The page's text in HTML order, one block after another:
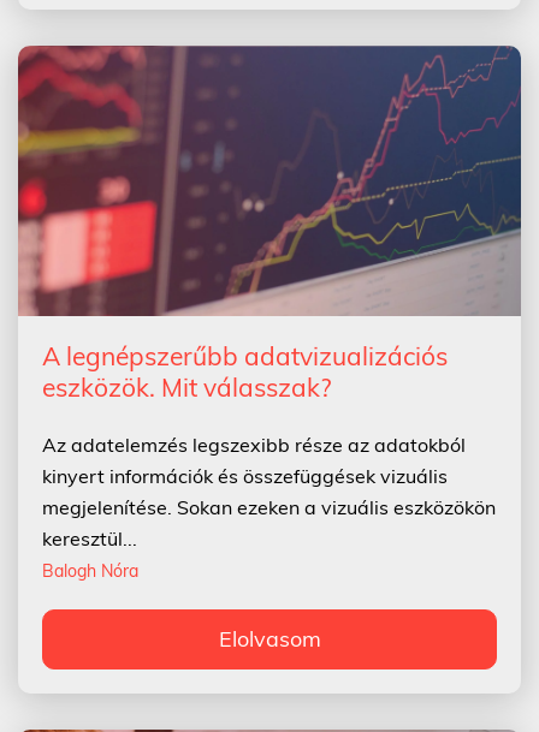
A legnépszerűbb adatvizualizációs
eszközök. Mit válasszak?
Az adatelemzés legszexibb része az adatokból
kinyert információk és összefüggések vizuális
megjelenítése. Sokan ezeken a vizuális eszközökön
keresztül...
Balogh Nóra
Elolvasom